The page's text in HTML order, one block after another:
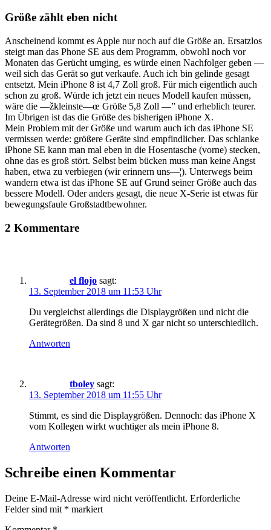
Größe zählt eben nicht
Anscheinend kommt es Apple nur noch auf die Größe an. Ersatzlos
steigt man das Phone SE aus dem Programm, obwohl noch vor
Monaten das Gerücht umging, es würde einen Nachfolger geben —
weil sich das Gerät so gut verkaufe. Auch ich bin gelinde gesagt
entsetzt. Mein iPhone 8 ist 4,7 Zoll groß. Für mich eigentlich auch
schon zu groß. Würde ich jetzt ein neues Modell kaufen müssen,
wäre die —žkleinste—œ Größe 5,8 Zoll —” und erheblich teurer.
Im Übrigen ist das die Größe des bisherigen iPhone X.
Mein Problem mit der Größe und warum auch ich das iPhone SE
vermissen werde: größere Geräte sind empfindlicher. Das schlanke
iPhone SE kann man mal eben in die Hosentasche (vorne) stecken,
ohne das es groß stört. Selbst beim bücken muss man keine Angst
haben, etwa zu verbiegen (wir erinnern uns—¦). Unterwegs beim
wandern etwa ist das iPhone SE auf Grund seiner Größe auch das
bessere Modell. Oder anders gesagt, die neue X-Serie ist etwas für
bewegungsfaule Großstadtbewohner.
2 Kommentare
el flojo sagt:
13. September 2018 um 11:53 Uhr
Du vergleichst allerdings die Displaygrößen und nicht die
Gerätegrößen. Da sind 8 und X gar nicht so unterschiedlich.
Antworten
tboley sagt:
13. September 2018 um 11:55 Uhr
Stimmt, es sind die Displaygrößen. Dennoch: das iPhone X
vom Kollegen wirkt wuchtiger als mein iPhone 8.
Antworten
Schreibe einen Kommentar
Deine E-Mail-Adresse wird nicht veröffentlicht. Erforderliche
Felder sind mit * markiert